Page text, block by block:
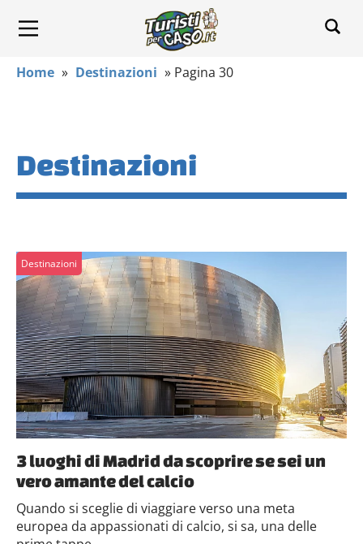
Home » Destinazioni » Pagina 30
Destinazioni
Destinazioni
3 luoghi di Madrid da scoprire se sei un
vero amante del calcio
Quando si sceglie di viaggiare verso una meta
europea da appassionati di calcio, si sa, una delle